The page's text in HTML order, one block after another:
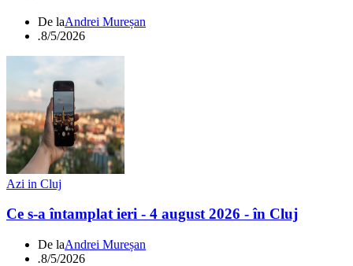
De laAndrei Mureșan
.8/5/2026
Azi in Cluj
Ce s-a întamplat ieri - 4 august 2026 - în Cluj
De laAndrei Mureșan
.8/5/2026